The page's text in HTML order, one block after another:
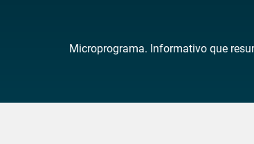
Microprograma. Informativo que